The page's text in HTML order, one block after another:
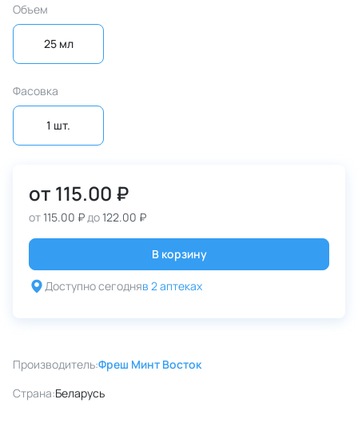
Объем
25 мл
Фасовка
1 шт.
от 115.00 ₽
от115.00 ₽до122.00 ₽
В корзину
Доступно сегодняв 2 аптеках
Производитель:Фреш Минт Восток
Страна:Беларусь